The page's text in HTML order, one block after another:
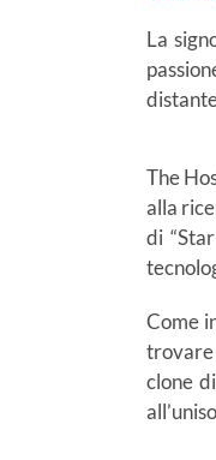
La
The
alla
di
Come
trovare
clone